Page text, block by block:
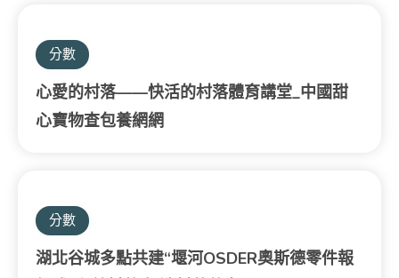
分數
心愛的村落——快活的村落體育講堂_中國甜
心寶物查包養網網
分數
湖北谷城多點共建“堰河OSDER奧斯德零件報